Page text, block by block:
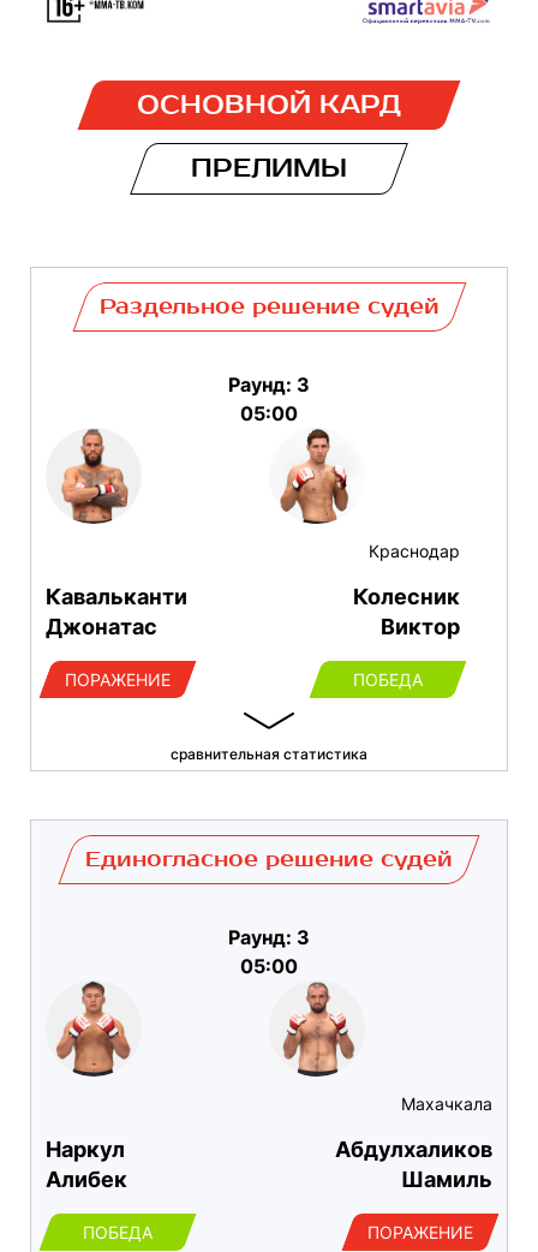
ОСНОВНОЙ КАРД
ПРЕЛИМЫ
Кавальканти
Джонатас
ПОРАЖЕНИЕ
Раздельное решение судей
Раунд: 3
05:00
Краснодар
Колесник
Виктор
ПОБЕДА
сравнительная статистика
Наркул
Алибек
ПОБЕДА
Единогласное решение судей
Раунд: 3
05:00
Махачкала
Абдулхаликов
Шамиль
ПОРАЖЕНИЕ